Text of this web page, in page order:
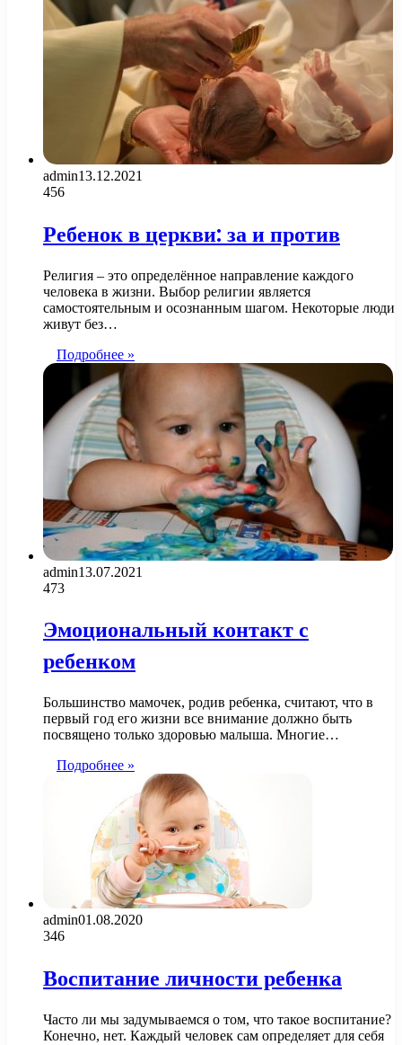
admin13.12.2021
456
Ребенок в церкви: за и против
Религия – это определённое направление каждого
человека в жизни. Выбор религии является
самостоятельным и осознанным шагом. Некоторые люди
живут без…
Подробнее »
admin13.07.2021
473
Эмоциональный контакт с
ребенком
Большинство мамочек, родив ребенка, считают, что в
первый год его жизни все внимание должно быть
посвящено только здоровью малыша. Многие…
Подробнее »
admin01.08.2020
346
Воспитание личности ребенка
Часто ли мы задумываемся о том, что такое воспитание?
Конечно, нет. Каждый человек сам определяет для себя